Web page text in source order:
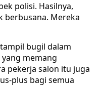
polisi. Hasilnya,
berbusana. Mereka
bugil dalam
memang
pekerja salon itu juga
plus bagi semua